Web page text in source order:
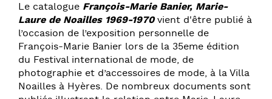
Le catalogue François-Marie Banier, Marie-
Laure de Noailles 1969-1970vient d'être publié à
l’occasion de l’exposition personnelle de
François-Marie Banier lors de la 35eme édition
du Festival international de mode, de
photographie et d’accessoires de mode, à la Villa
Noailles à Hyères. De nombreux documents sont